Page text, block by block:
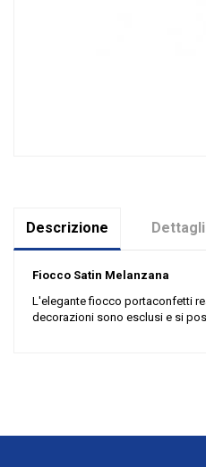
Descrizione
Fiocco Satin Melanzana
L'elegante fiocco portaconfetti
decorazioni sono esclusi e si
Categoria Prodotto